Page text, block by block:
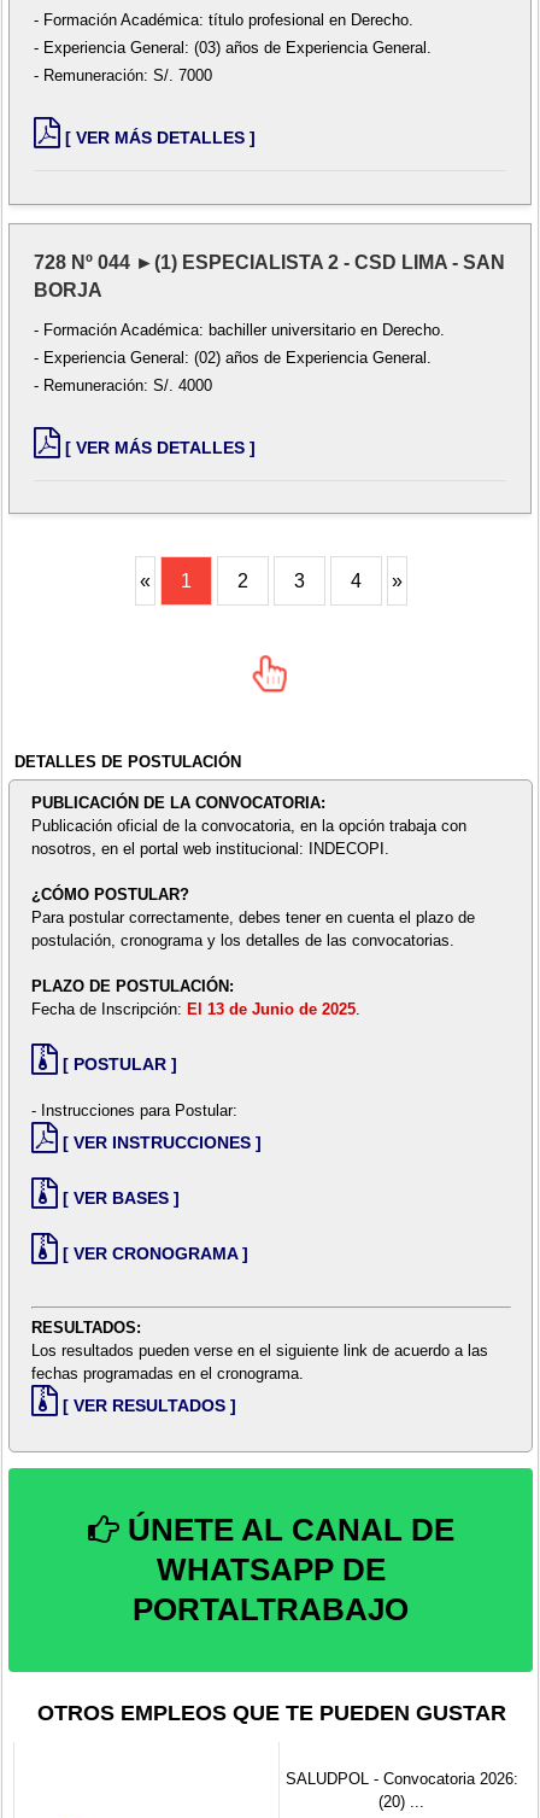
- Formación Académica: título profesional en Derecho.
- Experiencia General: (03) años de Experiencia General.
- Remuneración: S/. 7000
[ VER MÁS DETALLES ]
728 Nº 044 ►(1) ESPECIALISTA 2 - CSD LIMA - SAN
BORJA
- Formación Académica: bachiller universitario en Derecho.
- Experiencia General: (02) años de Experiencia General.
- Remuneración: S/. 4000
[ VER MÁS DETALLES ]
« 1 2 3 4 »
DETALLES DE POSTULACIÓN
PUBLICACIÓN DE LA CONVOCATORIA:
Publicación oficial de la convocatoria, en la opción trabaja con
nosotros, en el portal web institucional: INDECOPI.
¿CÓMO POSTULAR?
Para postular correctamente, debes tener en cuenta el plazo de
postulación, cronograma y los detalles de las convocatorias.
PLAZO DE POSTULACIÓN:
Fecha de Inscripción: El 13 de Junio de 2025.
[ POSTULAR ]
- Instrucciones para Postular:
[ VER INSTRUCCIONES ]
[ VER BASES ]
[ VER CRONOGRAMA ]
RESULTADOS:
Los resultados pueden verse en el siguiente link de acuerdo a las
fechas programadas en el cronograma.
[ VER RESULTADOS ]
ÚNETE AL CANAL DE
WHATSAPP DE
PORTALTRABAJO
OTROS EMPLEOS QUE TE PUEDEN GUSTAR